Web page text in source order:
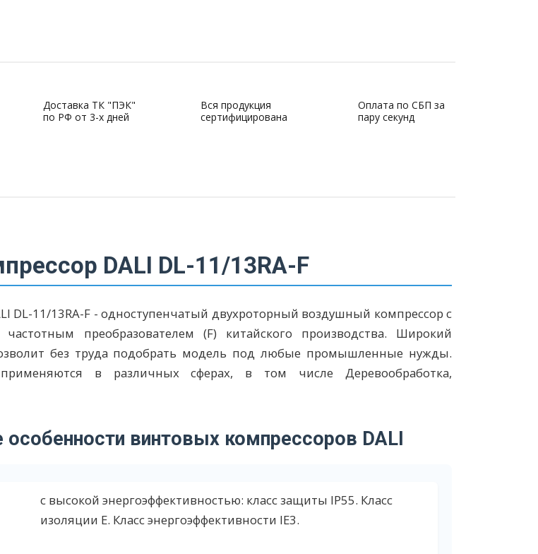
Доставка ТК "ПЭК"
по РФ от 3-х дней
Вся продукция
сертифицирована
Оплата по СБП за
пару секунд
DALI DL-11/13RA-F
DL-11/13RA-F - одноступенчатый двухроторный воздушный компрессор с
преобразователем (F) китайского производства. Широкий
без труда подобрать модель под любые промышленные нужды.
в различных сферах, в том числе Деревообработка,
особенности винтовых компрессоров DALI
с высокой энергоэффективностью: класс защиты IP55. Класс
изоляции Е. Класс энергоэффективности IE3.